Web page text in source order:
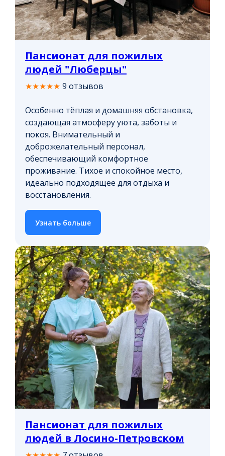
Пансионат для пожилых
людей "Люберцы"
★★★★★ 9 отзывов
Особенно тёплая и домашняя обстановка,
создающая атмосферу уюта, заботы и
покоя. Внимательный и
доброжелательный персонал,
обеспечивающий комфортное
проживание. Тихое и спокойное место,
идеально подходящее для отдыха и
восстановления.
Узнать больше
Пансионат для пожилых
людей в Лосино-Петровском